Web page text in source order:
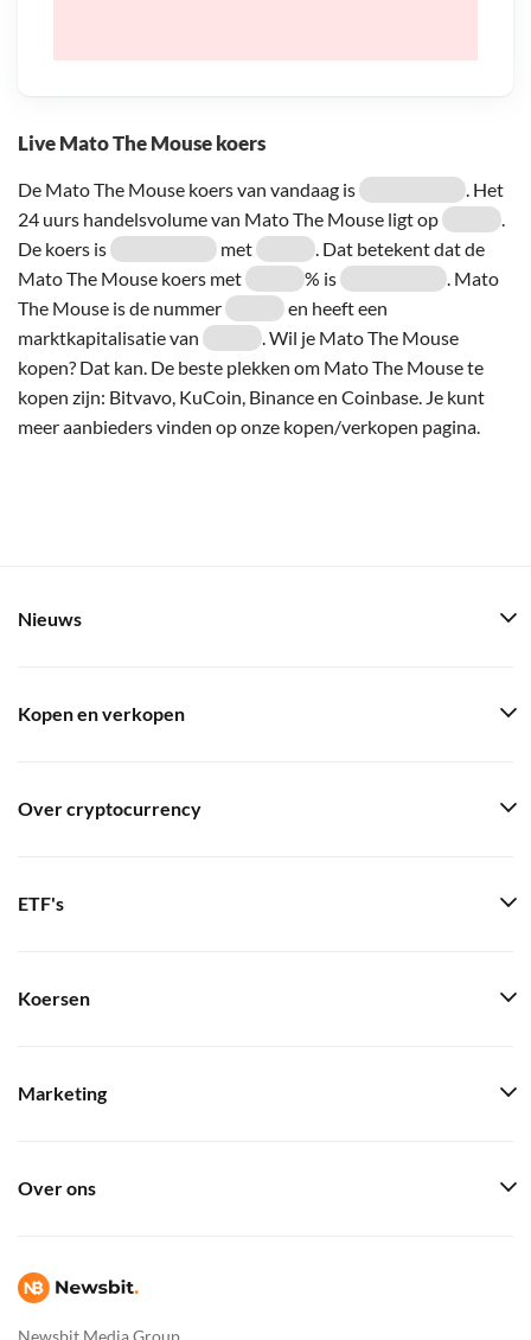
Live Mato The Mouse koers
De Mato The Mouse koers van vandaag is
. Het
24 uurs handelsvolume van Mato The Mouse ligt op
.
De koers is
met
. Dat betekent dat de
Mato The Mouse koers met
% is
. Mato
The Mouse is de nummer
en heeft een
marktkapitalisatie van
. Wil je Mato The Mouse
kopen? Dat kan. De beste plekken om Mato The Mouse te
kopen zijn: Bitvavo, KuCoin, Binance en Coinbase. Je kunt
meer aanbieders vinden op onze kopen/verkopen pagina.
Newsbit Media Group
Nieuws
Kopen en verkopen
Over cryptocurrency
ETF's
Koersen
Marketing
Over ons